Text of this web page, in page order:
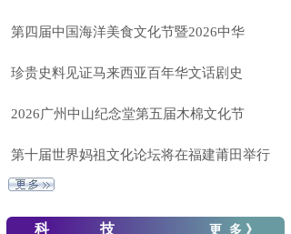
第四届中国海洋美食文化节暨2026中华
珍贵史料见证马来西亚百年华文话剧史
2026广州中山纪念堂第五届木棉文化节
第十届世界妈祖文化论坛将在福建莆田举行
科 技 更 多 》